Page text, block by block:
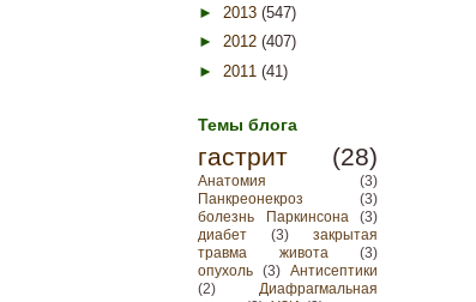
► 2013 (547)
► 2012 (407)
► 2011 (41)
Темы блога
гастрит (28)
Анатомия
(3)
Панкреонекроз
(3)
болезнь Паркинсона
(3)
диабет
(3)
закрытая
травма живота
(3)
опухоль
(3)
Антисептики
(2)
Диафрагмальная